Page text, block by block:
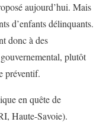
aujourd’hui. Mais
d’enfants délinquants.
donc à des
plutôt
préventif.
en quête de
Haute-Savoie).